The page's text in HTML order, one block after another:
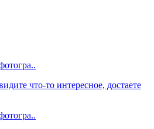
что-то интересное, достаете